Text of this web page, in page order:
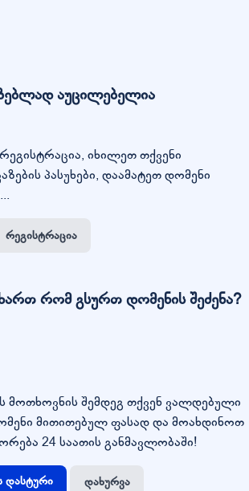
აუცილებელია
იხილეთ თქვენი
პასუხები, დაამატეთ დომენი
რეგისტრაცია
რომ გსურთ დომენის შეძენა?
მოთხოვნის შემდეგ თქვენ ვალდებული
მითითებულ ფასად და მოახდინოთ
24 საათის განმავლობაში!
დასტური დახურვა